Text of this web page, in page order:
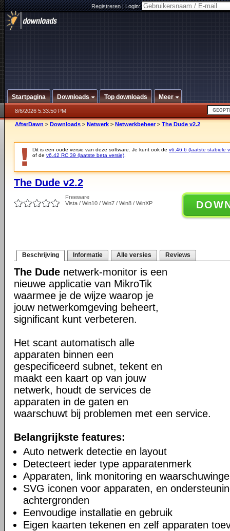
Registreren|Login:
Startpagina Downloads Top downloads Meer
8/6/2026 5:33:50 PM
AfterDawn > Downloads > Netwerk > Netwerkbeheer > The Dude v2.2
Dit is een oude versie van deze software. Je kunt ook de v6.46.6 (laatste stabiele
of de v6.42 RC 39 (laatste beta versie)
The Dude v2.2
Freeware
Vista / Win10 / Win7 / Win8 / WinXP
Beschrijving Informatie Alle versies Reviews
The Dude netwerk-monitor is een
nieuwe applicatie van MikroTik
waarmee je de wijze waarop je
jouw netwerkomgeving beheert,
significant kunt verbeteren.
Het scant automatisch alle
apparaten binnen een
gespecificeerd subnet, tekent en
maakt een kaart op van jouw
netwerk, houdt de services de
apparaten in de gaten en
waarschuwt bij problemen met een service.
Belangrijkste features:
Auto netwerk detectie en layout
Detecteert ieder type apparatenmerk
Apparaten, link monitoring en
SVG iconen voor apparaten, en
achtergronden
Eenvoudige installatie en gebruik
Eigen kaarten tekenen en zelf apparaten